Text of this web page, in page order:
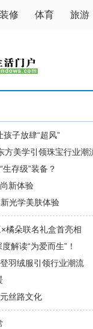
装修 体育 旅游
子放肆“超风”
方美学引领珠宝行业潮
存级”装备？
新体验
光学美肤体验
橘朵联名礼盒首亮相
解读“为爱而生”！
羽绒服引领行业潮流
丝路文化